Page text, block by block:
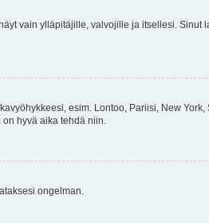
vain ylläpitäjille, valvojille ja itsellesi. Sinut
esim. Lontoo, Pariisi, New York,
hyvä aika tehdä niin.
ongelman.